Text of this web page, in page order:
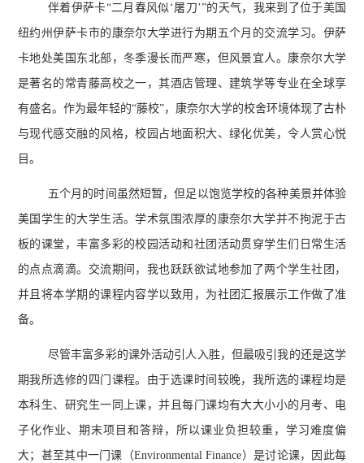
伴着伊萨卡“二月春风似‘屠刀’”的天气，我来到了位于美国
纽约州伊萨卡市的康奈尔大学进行为期五个月的交流学习。伊萨
卡地处美国东北部，冬季漫长而严寒，但风景宜人。康奈尔大学
是著名的常青藤高校之一，其酒店管理、建筑学等专业在全球享
有盛名。作为最年轻的“藤校”，康奈尔大学的校舍环境体现了古朴
与现代感交融的风格，校园占地面积大、绿化优美，令人赏心悦
目。
五个月的时间虽然短暂，但足以饱览学校的各种美景并体验
美国学生的大学生活。学术氛围浓厚的康奈尔大学并不拘泥于古
板的课堂，丰富多彩的校园活动和社团活动贯穿学生们日常生活
的点点滴滴。交流期间，我也跃跃欲试地参加了两个学生社团，
并且将本学期的课程内容学以致用，为社团汇报展示工作做了准
备。
尽管丰富多彩的课外活动引人入胜，但最吸引我的还是这学
期我所选修的四门课程。由于选课时间较晚，我所选的课程均是
本科生、研究生一同上课，并且每门课均有大大小小的月考、电
子化作业、期末项目和答辩，所以课业负担较重，学习难度偏
大；甚至其中一门课（Environmental Finance）是讨论课，因此每